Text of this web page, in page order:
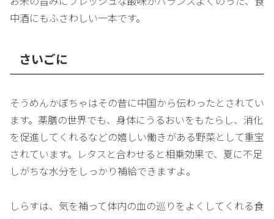
中酒にもふさわしい一本です。
さいごに
そうめんかぼちゃはその昔に中国から伝わったとされてい
ます。薬膳の世界でも、身体にうるおいをもたらし、消化
を促進してくれるなどの嬉しい働きがある野菜として重宝
されています。レタスと合わせると相乗効果で、夏に不足
しがちな水分をしっかり補給できますよ。
しらすは、気を補って体内の血の巡りをよくしてくれる食